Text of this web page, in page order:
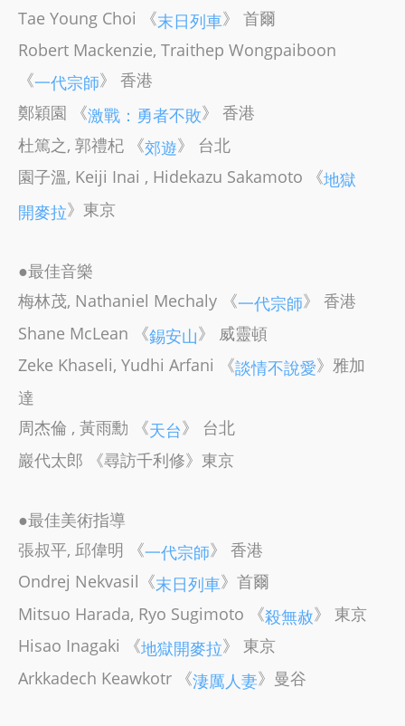
Tae Young Choi 《末日列車》 首爾
Robert Mackenzie, Traithep Wongpaiboon
《一代宗師》 香港
鄭穎園 《激戰：勇者不敗》 香港
杜篤之, 郭禮杞 《郊遊》 台北
園子溫, Keiji Inai , Hidekazu Sakamoto 《地獄
開麥拉》東京
●最佳音樂
梅林茂, Nathaniel Mechaly 《一代宗師》 香港
Shane McLean 《錫安山》 威靈頓
Zeke Khaseli, Yudhi Arfani 《談情不說愛》雅加
達
周杰倫 , 黃雨勳 《天台》 台北
巖代太郎 《尋訪千利修》東京
●最佳美術指導
張叔平, 邱偉明 《一代宗師》 香港
Ondrej Nekvasil《末日列車》首爾
Mitsuo Harada, Ryo Sugimoto 《殺無赦》 東京
Hisao Inagaki 《地獄開麥拉》 東京
Arkkadech Keawkotr 《淒厲人妻》曼谷